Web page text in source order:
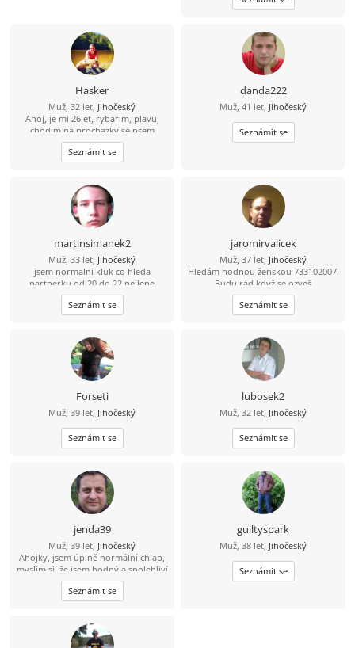
starého železa ještě daleko. ????
Trhové Sviny – České Budějovice.
Jsem v tomhle realista a hledám
parťačku z okolí, abychom k sobě
neměli dál, než na jedno rozumné
dojetí autem. Jsem spolehlivý chlap,
co nezkazí žádnou srandu a raději
než davy vyhledává klidnější místa.
Když je čas a počasí, sbalím batoh a
jdu na lehčí výlet do přírody, kde si
čistím hlavu a natáčím zajímavá
popovídat, ale i příjemně mlčet.
Dopisování beru jen jako začátek.
Napiš a po pár větách se raději
uvidíme naživo u kafe nebo na
procházce.
Hasker
Muž, 32 let, Jihočeský
Ahoj, je mi 26let, rybarim, plavu,
chodim na prochazky se psem
Seznámit se
danda222
Muž, 41 let, Jihočeský
Seznámit se
martinsimanek2
Muž, 33 let, Jihočeský
jsem normalni kluk co hleda
partnerku od 20 do 22 nejlepe
Seznámit se
jaromirvalicek
Muž, 37 let, Jihočeský
Hledám hodnou ženskou 733102007.
Budu rád když se ozveš
Seznámit se
Forseti
Muž, 39 let, Jihočeský
Seznámit se
lubosek2
Muž, 32 let, Jihočeský
Seznámit se
jenda39
Muž, 39 let, Jihočeský
Ahojky, jsem úplně normální chlap,
myslím si, že jsem hodný a spolehliví
a že nezkazím žádnou srandu.
Hledám k sobě partnerku na
společnou a pohodovou cestu
překážkou????
Seznámit se
guiltyspark
Muž, 38 let, Jihočeský
Seznámit se